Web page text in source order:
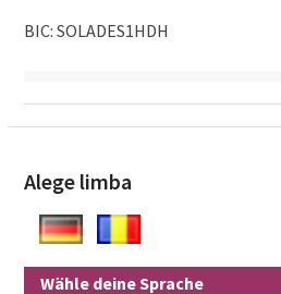
BIC: SOLADES1HDH
Alege limba
Wähle deine Sprache